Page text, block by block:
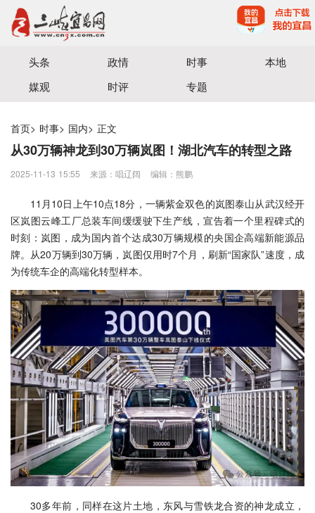
宜昌三峡融媒体中心主办
头条 政情 时事
本地
媒观
时评 专题
首页> 时事> 国内> 正文
从30万辆神龙到30万辆岚图！湖北汽车的转型之路
2025-11-13 15:55 来源：唱辽阔 编辑：熊鹏
11月10日上午10点18分，一辆紫金双色的岚图泰山从武汉经开
区岚图云峰工厂总装车间缓缓驶下生产线，宣告着一个里程碑式的
时刻：岚图，成为国内首个达成30万辆规模的央国企高端新能源品
牌。从20万辆到30万辆，岚图仅用时7个月，刷新“国家队”速度，成
为传统车企的高端化转型样本。
30多年前，同样在这片土地，东风与雪铁龙合资的神龙成立，